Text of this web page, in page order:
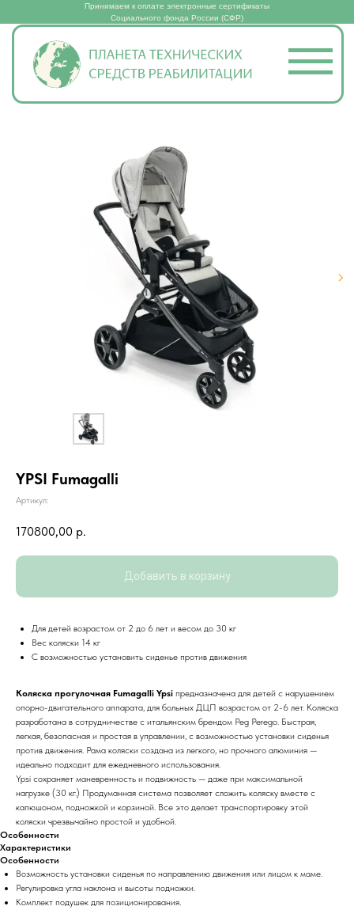
Принимаем к оплате электронные сертификаты
Социального фонда России (СФР)
YPSI Fumagalli
Артикул:
170800,00 р.
Добавить в корзину
Для детей возрастом от 2 до 6 лет и весом до 30 кг
Вес коляски 14 кг
С возможностью установить сиденье против движения
Коляска прогулочная Fumagalli Ypsi предназначена для детей с нарушением
опорно-двигательного аппарата, для больных ДЦП возрастом от 2-6 лет. Коляска
разработана в сотрудничестве с итальянским брендом Peg Perego. Быстрая,
легкая, безопасная и простая в управлении, с возможностью установки сиденья
против движения. Рама коляски создана из легкого, но прочного алюминия —
идеально подходит для ежедневного использования.
Ypsi сохраняет маневренность и подвижность — даже при максимальной
нагрузке (30 кг.) Продуманная система позволяет сложить коляску вместе с
капюшоном, подножкой и корзиной. Все это делает транспортировку этой
коляски чрезвычайно простой и удобной.
Особенности
Характеристики
Особенности
Возможность установки сиденья по направлению движения или лицом к маме.
Регулировка угла наклона и высоты подножки.
Комплект подушек для позиционирования.